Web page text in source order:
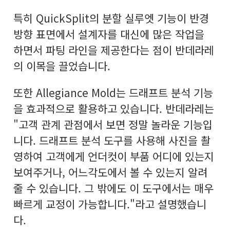
특히 QuickSplit의 분할 실루엣 기능이 반경
방향 표면에서 설계자를 대신에 많은 작업을
하면서 파팅 라인을 제공한다는 점이 반데라레
의 이목을 끌었습니다.
또한 Allegiance Mold는 드래프트 분석 기능
을 효과적으로 활용하고 있습니다. 반데라레는
"고객 관계 관점에서 보면 정말 놀라운 기능입
니다. 드래프트 분석 도구를 사용해 사진을 촬
영하여 고객에게 언더컷이 부품 어디에 있는지
보여주거나, 어느각도에서 볼 수 있는지 알려
줄 수 있습니다. 그 밖에도 이 도구에서는 매우
빠르게 교정이 가능합니다."라고 설명했습니
다.